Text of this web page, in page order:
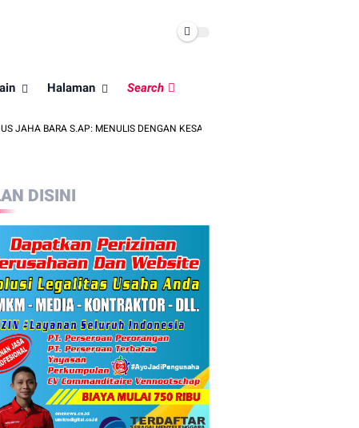
Halaman Search
S.AP: MENULIS DENGAN KESADARAN DIRI MENGUKIR INDAHNYA,
DISINI